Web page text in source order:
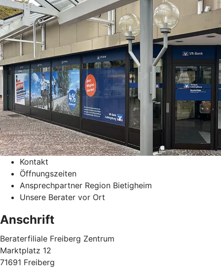
Kontakt
Öffnungszeiten
Ansprechpartner Region Bietigheim
Unsere Berater vor Ort
Anschrift
Beraterfiliale Freiberg Zentrum
Marktplatz 12
71691 Freiberg